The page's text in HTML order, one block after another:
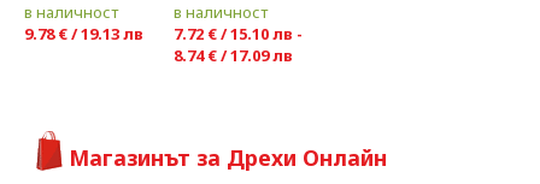
в наличност
9.78 € / 19.13 лв
в наличност
7.72 € / 15.10 лв -
8.74 € / 17.09 лв
Магазинът за Дрехи Онлайн